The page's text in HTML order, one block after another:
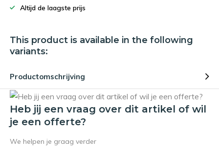
Altijd de laagste prijs
This product is available in the following
variants:
Productomschrijving
Heb jij een vraag over dit artikel of wil
je een offerte?
We helpen je graag verder